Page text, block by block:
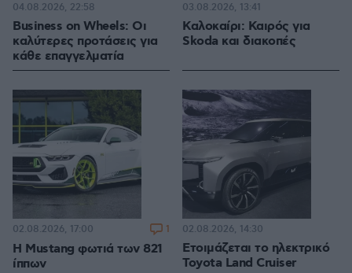
Business on Wheels: Οι
καλύτερες προτάσεις για
κάθε επαγγελματία
04.08.2026, 22:58
Καλοκαίρι: Καιρός για
Skoda και διακοπές
03.08.2026, 13:41
H Mustang φωτιά των 821
ίππων
02.08.2026, 17:00 1
Ετοιμάζεται το ηλεκτρικό
Toyota Land Cruiser
02.08.2026, 14:30